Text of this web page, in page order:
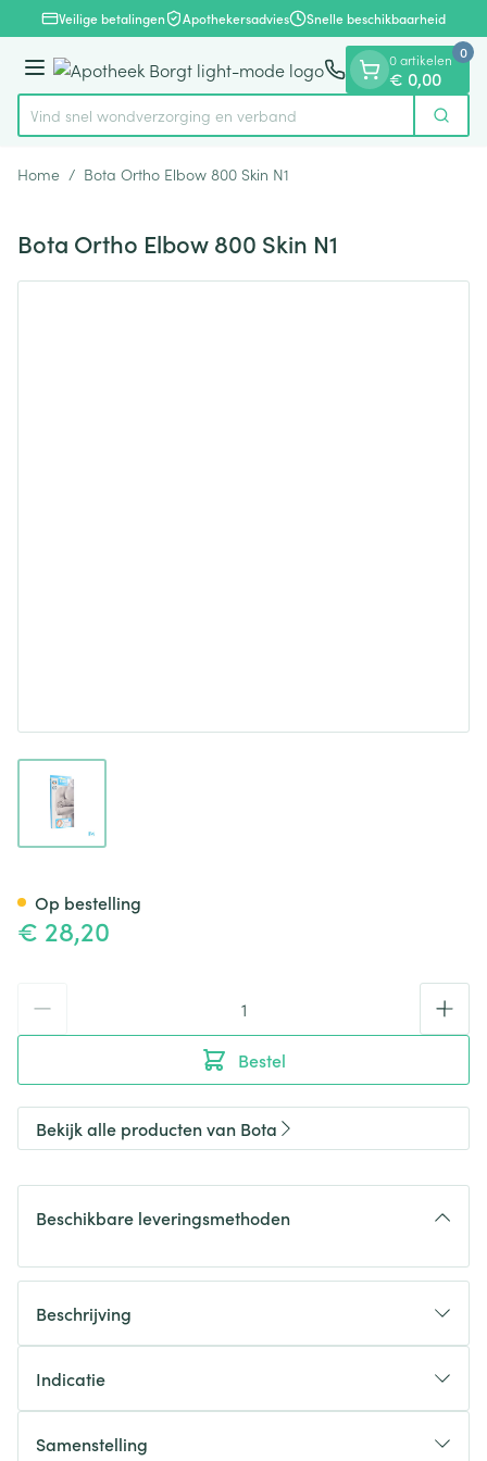
Ga naar de inhoud
1 van 1Veilige betalingen Apothekersadvies Snelle beschikbaarheid
Menu
Product, merk, categorie...
Vind snel wondverzorging en verband Zoek
0 artikelen
€ 0,00
0
Home / Bota Ortho Elbow 800 Skin N1
Bota Ortho Elbow 800 Skin N1
View larger image
€ 28,20
Bestel
Op bestelling
Bekijk alle producten van Bota
Beschikbare leveringsmethoden
Beschrijving
Indicatie
Samenstelling